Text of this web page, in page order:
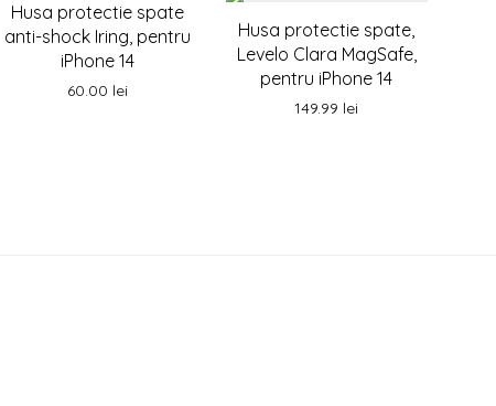
Husa protectie spate
anti-shock Iring, pentru
iPhone 14
60.00 lei
Husa protectie spate,
Levelo Clara MagSafe,
pentru iPhone 14
149.99 lei